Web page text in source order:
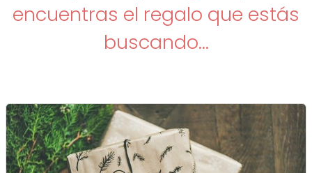
encuentras el regalo que estás
buscando...